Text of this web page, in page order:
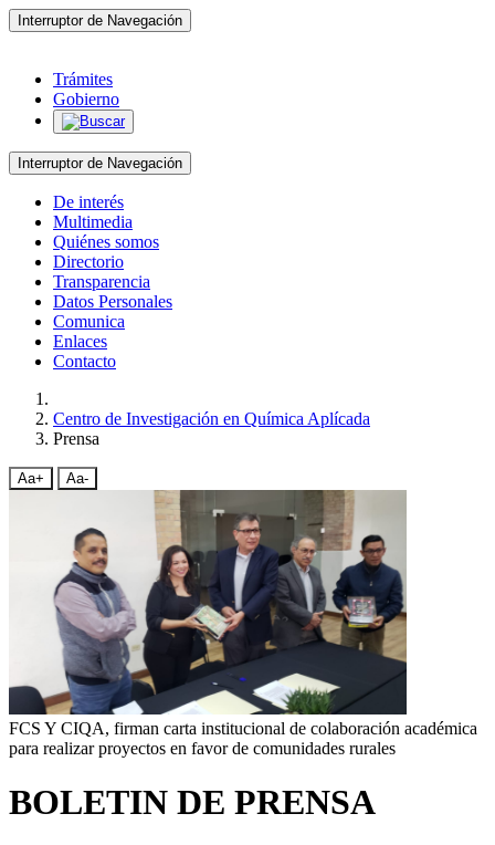
Interruptor de Navegación
Trámites
Gobierno
Interruptor de Navegación
De interés
Multimedia
Quiénes somos
Directorio
Transparencia
Datos Personales
Comunica
Enlaces
Contacto
Centro de Investigación en Química Aplícada
Prensa
Aa+ Aa-
FCS Y CIQA, firman carta institucional de colaboración académica
para realizar proyectos en favor de comunidades rurales
BOLETIN DE PRENSA